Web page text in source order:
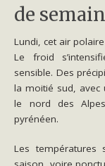
de
Lundi, cet air
Le froid
sensible. Des
la moitié sud, avec
le nord des
pyrénéen.
Les